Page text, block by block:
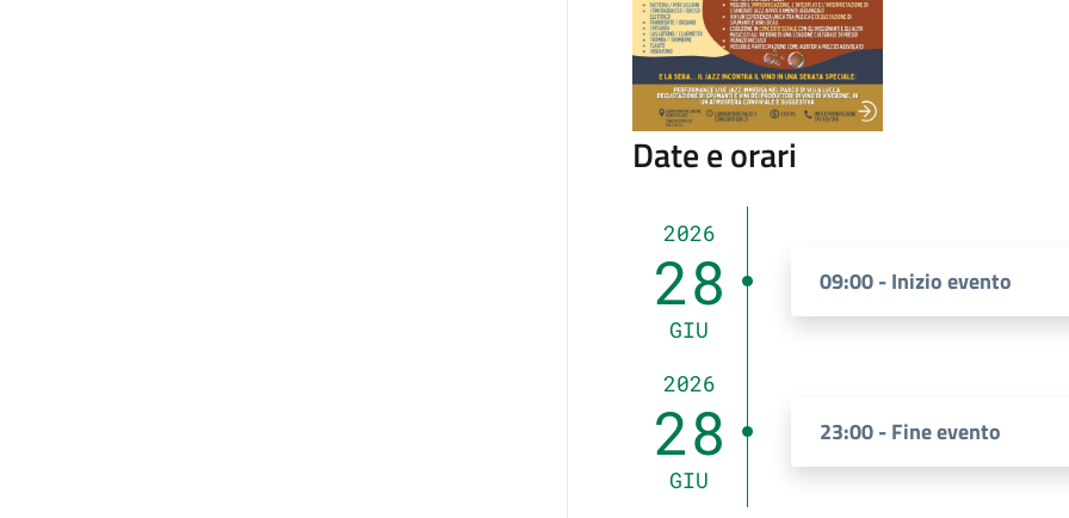
Date e orari
2026
28
GIU
09:00 - Inizio evento
2026
28
GIU
23:00 - Fine evento